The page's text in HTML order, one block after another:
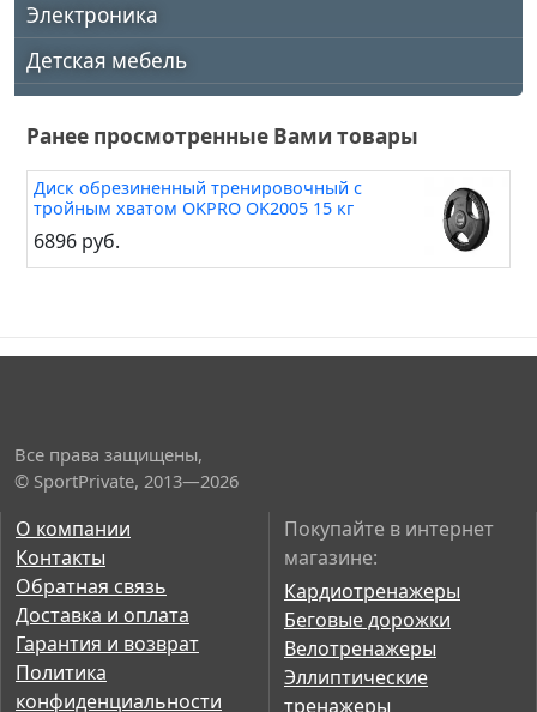
Электроника
Детская мебель
Ранее просмотренные Вами товары
Диск обрезиненный тренировочный с
тройным хватом OKPRO OK2005 15 кг
6896 руб.
Все права защищены,
© SportPrivate, 2013—2026
О компании
Контакты
Обратная связь
Доставка и оплата
Гарантия и возврат
Политика
конфиденциальности
Покупайте в интернет
магазине:
Кардиотренажеры
Беговые дорожки
Велотренажеры
Эллиптические
тренажеры